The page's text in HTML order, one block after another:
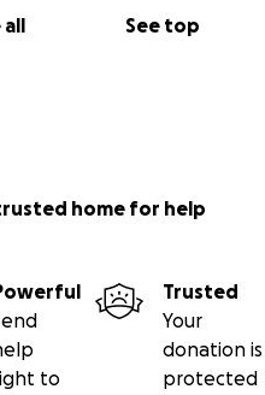
all See top
home for help
to
Trusted
Your
donation is
protected